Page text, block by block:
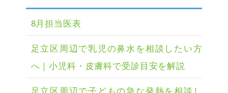
8月担当医表
足立区周辺で乳児の鼻水を相談したい方
へ｜小児科・皮膚科で受診目安を解説
足立区周辺で子どもの急な発熱を相談し